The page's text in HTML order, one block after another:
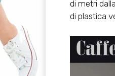
di metri
di plastica